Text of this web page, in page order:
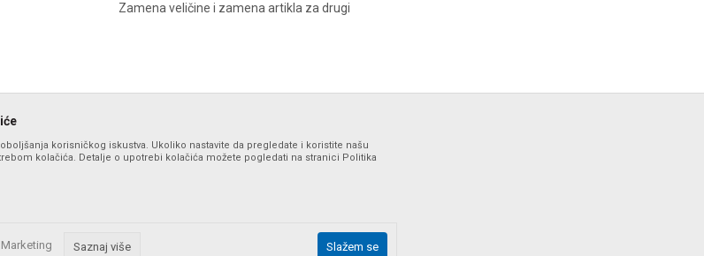
Zamena veličine i zamena artikla za drugi
ali ne možemo garantovati da su sve informacije kompletne i bez grešaka. Svi artikli prikazani na sajtu su deo naše
korisničkog iskustva. Ukoliko nastavite da pregledate i koristite našu
kolačića. Detalje o upotrebi kolačića možete pogledati na stranici Politika
Marketing Saznaj više Slažem se